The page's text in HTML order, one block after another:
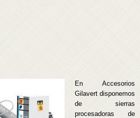
En Accesorios
Gilavert disponemos
de sierras
procesadoras de